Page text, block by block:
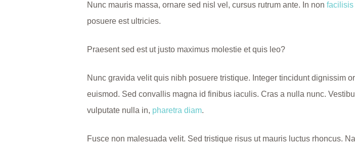
Nunc mauris massa, ornare sed nisl vel, cursus rutrum ante. In non facilisis
posuere est ultricies.
Praesent sed est ut justo maximus molestie et quis leo?
Nunc gravida velit quis nibh posuere tristique. Integer tincidunt dignissim
euismod. Sed convallis magna id finibus iaculis. Cras a nulla nunc.
vulputate nulla in, pharetra diam.
Fusce non malesuada velit. Sed tristique risus ut mauris luctus rhoncus.